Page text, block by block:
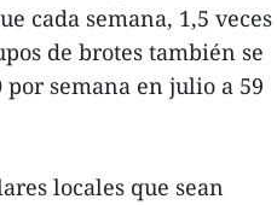
cada semana, 1,5 veces
de brotes también se
semana en julio a 59
locales que sean